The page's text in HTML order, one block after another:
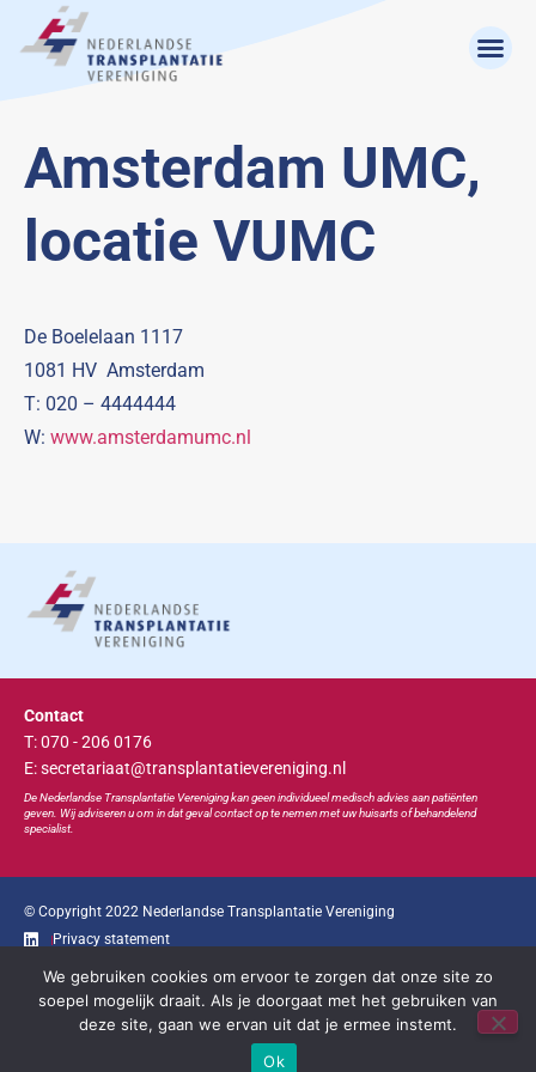
Amsterdam UMC,
locatie VUMC
De Boelelaan 1117
1081 HV Amsterdam
T: 020 – 4444444
W: www.amsterdamumc.nl
Contact
T: 070 - 206 0176
E: secretariaat@transplantatievereniging.nl
De Nederlandse Transplantatie Vereniging kan geen individueel medisch advies aan patiënten
geven. Wij adviseren u om in dat geval contact op te nemen met uw huisarts of behandelend
specialist.
© Copyright 2022 Nederlandse Transplantatie Vereniging
Privacy statement
Ga snel naar...
Educatie
We gebruiken cookies om ervoor te zorgen dat onze site zo
soepel mogelijk draait. Als je doorgaat met het gebruiken van
deze site, gaan we ervan uit dat je ermee instemt.
Ok